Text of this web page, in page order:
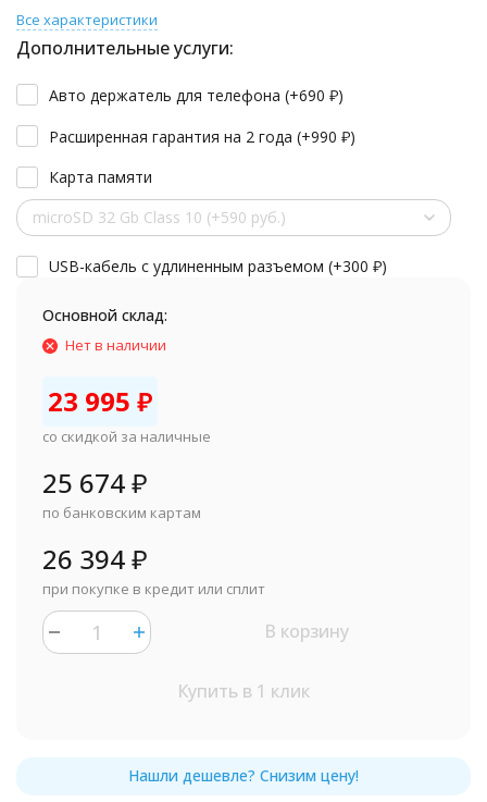
Все характеристики
Дополнительные услуги:
Авто держатель для телефона (+690 ₽)
Расширенная гарантия на 2 года (+990 ₽)
Карта памяти
microSD 32 Gb Class 10 (+590 руб.)
USB-кабель с удлиненным разъемом (+300 ₽)
Основной склад:
Нет в наличии
23 995 ₽
со скидкой за наличные
25 674₽
по банковским картам
26 394₽
при покупке в кредит или сплит
В корзину
Купить в 1 клик